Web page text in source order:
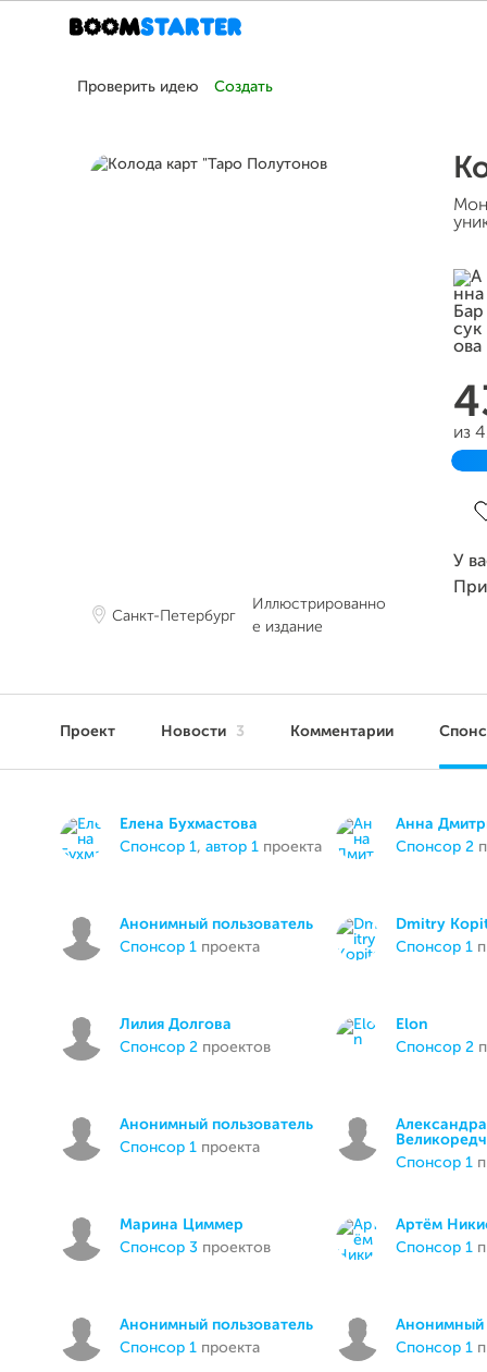
Проверить идею Создать
Санкт-Петербург
Иллюстрированно
е издание
из
У
Проект Новости 3 Комментарии
Елена Бухмастова
спонсор 1, автор 1 проекта
Анна
спонсор 2
Анонимный пользователь
спонсор 1 проекта
Dmitry
спонсор 1
Лилия Долгова
спонсор 2 проектов
Elon
спонсор 2
Анонимный пользователь
спонсор 1 проекта
Александра
спонсор 1
Марина Циммер
спонсор 3 проектов
Артём
спонсор 1
Анонимный пользователь
спонсор 1 проекта
Анонимный
спонсор 1